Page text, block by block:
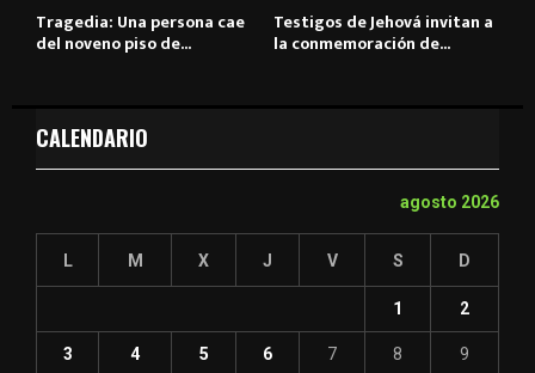
Tragedia: Una persona cae
del noveno piso de...
Testigos de Jehová invitan a
la conmemoración de...
CALENDARIO
agosto 2026
L M X J V S D
1 2
3 4 5 6 7 8 9